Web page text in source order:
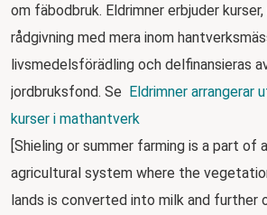
om fäbodbruk. Eldrimner erbjuder
rådgivning med mera inom
livsmedelsförädling och delfinansieras
jordbruksfond. Se Eldrimner arrangerar
kurser i mathantverk
[Shieling or summer farming is a part of
agricultural system where the
lands is converted into milk and further